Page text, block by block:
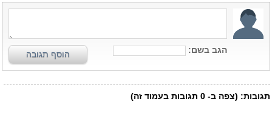
הגב בשם: הוסף תגובה
תגובות: (צפה ב- 0 תגובות בעמוד זה)